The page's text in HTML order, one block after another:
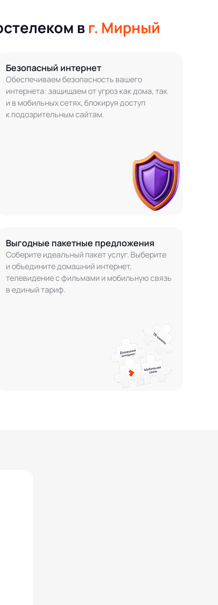
в г. Мирный
Безопасный интернет
Обеспечиваем безопасность вашего
интернета: защищаем от угроз как дома, так
и в мобильных сетях, блокируя доступ
к подозрительным сайтам.
Выгодные пакетные предложения
Соберите идеальный пакет услуг. Выберите
и объедините домашний интернет,
телевидение с фильмами и мобильную связь
в единый тариф.